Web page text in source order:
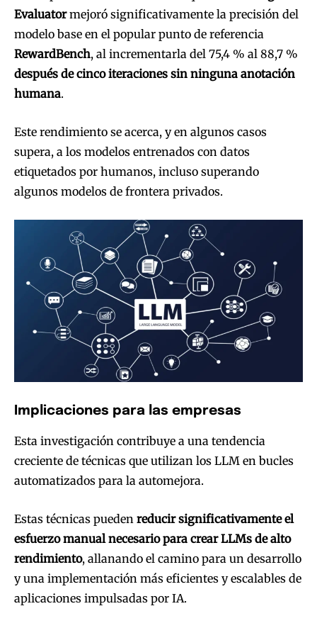
Evaluatormejoró significativamente la precisión del
modelo base en el popular punto de referencia
RewardBench, al incrementarla del 75,4 % al 88,7 %
después de cinco iteraciones sin ninguna anotación
humana.
Este rendimiento se acerca, y en algunos casos
supera, a los modelos entrenados con datos
etiquetados por humanos, incluso superando
algunos modelos de frontera privados.
Implicaciones para las empresas
Esta investigación contribuye a una tendencia
creciente de técnicas que utilizan los LLM en bucles
automatizados para la automejora.
Estas técnicas pueden reducir significativamente el
esfuerzo manual necesario para crear LLMs de alto
rendimiento, allanando el camino para un desarrollo
y una implementación más eficientes y escalables de
aplicaciones impulsadas por IA.